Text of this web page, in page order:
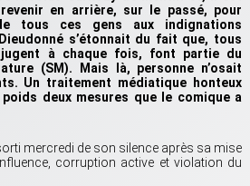
en arrière, sur le passé, pour
tous ces gens aux indignations
s’étonnait du fait que, tous
à chaque fois, font partie du
(SM). Mais là, personne n’osait
Un traitement médiatique honteux
deux mesures que le comique a
sorti mercredi de son silence après sa mise
corruption active et violation du